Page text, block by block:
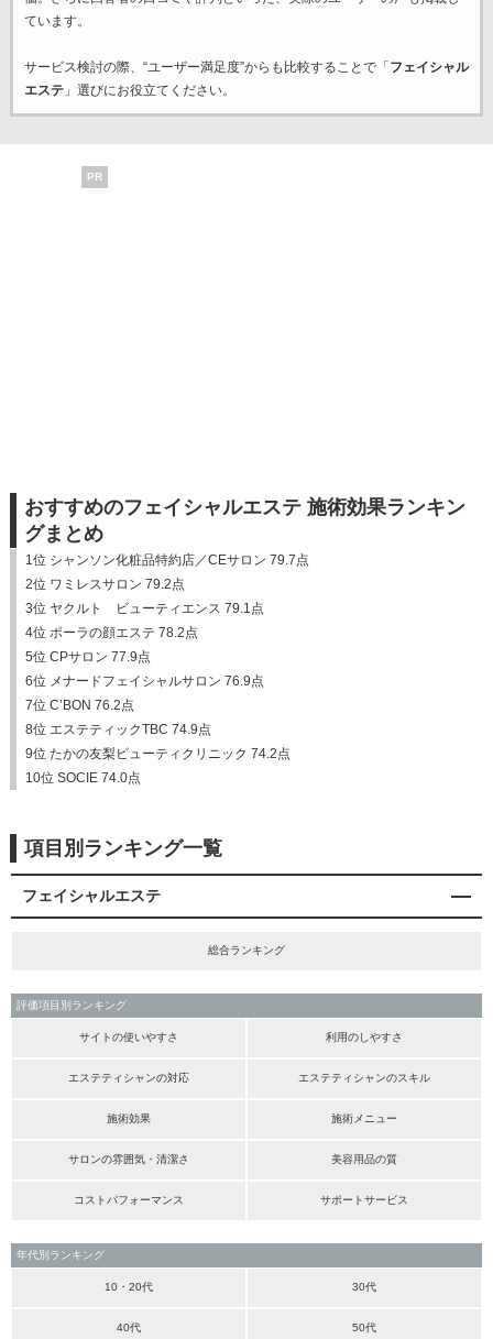
ています。
サービス検討の際、“ユーザー満足度”からも比較することで「 フェイシャル
エステ」選びにお役立てください。
PR
おすすめのフェイシャルエステ 施術効果ランキン
グまとめ
1位 シャンソン化粧品特約店／CEサロン 79.7点
2位 ワミレスサロン 79.2点
3位 ヤクルト ビューティエンス 79.1点
4位 ポーラの顔エステ 78.2点
5位 CPサロン 77.9点
6位 メナードフェイシャルサロン 76.9点
7位 C’BON 76.2点
8位 エステティックTBC 74.9点
9位 たかの友梨ビューティクリニック 74.2点
10位 SOCIE 74.0点
項目別ランキング一覧
フェイシャルエステ
総合ランキング
評価項目別ランキング
サイトの使いやすさ 利用のしやすさ
エステティシャンの対応 エステティシャンのスキル
施術効果 施術メニュー
サロンの雰囲気・清潔さ 美容用品の質
コストパフォーマンス サポートサービス
年代別ランキング
10・20代 30代
40代 50代